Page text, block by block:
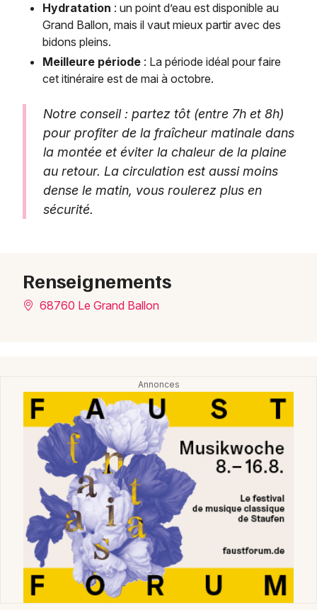
Hydratation : un point d’eau est disponible au
Grand Ballon, mais il vaut mieux partir avec des
bidons pleins.
Meilleure période : La période idéal pour faire
cet itinéraire est de mai à octobre.
Notre conseil : partez tôt (entre 7h et 8h)
pour profiter de la fraîcheur matinale dans
la montée et éviter la chaleur de la plaine
au retour. La circulation est aussi moins
dense le matin, vous roulerez plus en
sécurité.
Renseignements
68760 Le Grand Ballon